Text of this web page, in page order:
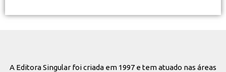
A Editora Singular foi criada em 1997 e tem atuado nas áreas